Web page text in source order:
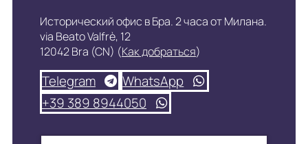
Исторический офис в Бра. 2 часа от Милана.
via Beato Valfrè, 12
12042 Bra (CN) (Как добраться)
Telegram
WhatsApp
+39 389 8944050